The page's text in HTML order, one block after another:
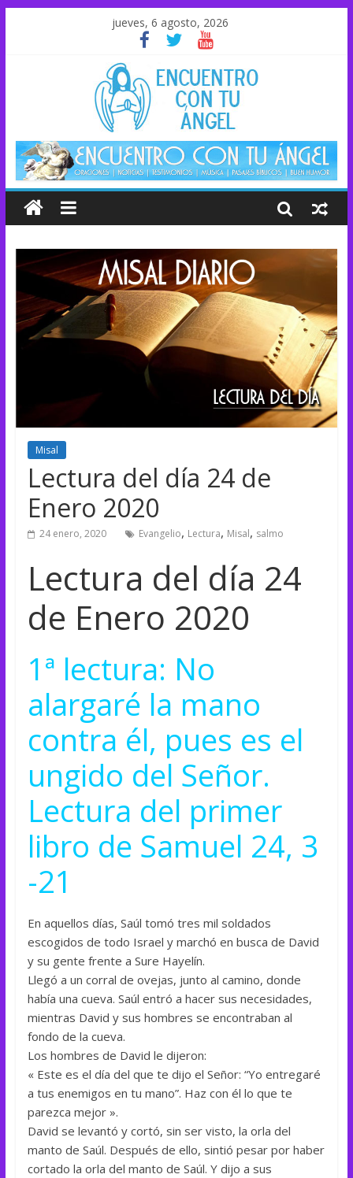
jueves, 6 agosto, 2026
Misal
Lectura del día 24 de
Enero 2020
24 enero, 2020 Evangelio, Lectura, Misal, salmo
Lectura del día 24
de Enero 2020
1ª lectura: No
alargaré la mano
contra él, pues es el
ungido del Señor.
Lectura del primer
libro de Samuel 24, 3
-21
En aquellos días, Saúl tomó tres mil soldados
escogidos de todo Israel y marchó en busca de David
y su gente frente a Sure Hayelín.
Llegó a un corral de ovejas, junto al camino, donde
había una cueva. Saúl entró a hacer sus necesidades,
mientras David y sus hombres se encontraban al
fondo de la cueva.
Los hombres de David le dijeron:
« Este es el día del que te dijo el Señor: “Yo entregaré
a tus enemigos en tu mano”. Haz con él lo que te
parezca mejor ».
David se levantó y cortó, sin ser visto, la orla del
manto de Saúl. Después de ello, sintió pesar por haber
cortado la orla del manto de Saúl. Y dijo a sus